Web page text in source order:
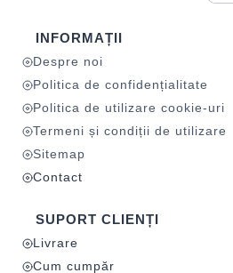
INFORMAȚII
Despre noi
Politica de confidențialitate
Politica de utilizare cookie-uri
Termeni și condiții de utilizare
Sitemap
Contact
SUPORT CLIENȚI
Livrare
Cum cumpăr